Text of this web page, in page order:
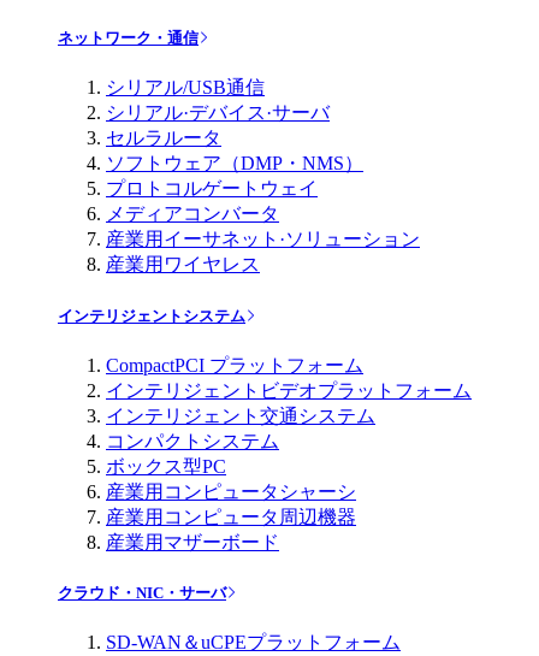
ネットワーク・通信
シリアル/USB通信
シリアル·デバイス·サーバ
セルラルータ
ソフトウェア（DMP・NMS）
プロトコルゲートウェイ
メディアコンバータ
産業用イーサネット·ソリューション
産業用ワイヤレス
インテリジェントシステム
CompactPCI プラットフォーム
インテリジェントビデオプラットフォーム
インテリジェント交通システム
コンパクトシステム
ボックス型PC
産業用コンピュータシャーシ
産業用コンピュータ周辺機器
産業用マザーボード
クラウド・NIC・サーバ
SD-WAN＆uCPEプラットフォーム